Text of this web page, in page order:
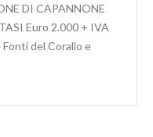
DI CAPANNONE
Euro 2.000 + IVA
del Corallo e